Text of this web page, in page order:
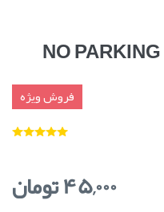
فروش ویژه
45,000 تومان